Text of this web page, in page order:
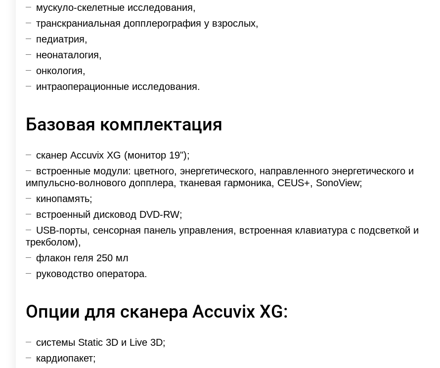
мускуло-скелетные исследования,
транскраниальная допплерография у взрослых,
педиатрия,
неонаталогия,
онкология,
интраоперационные исследования.
Базовая комплектация
сканер Accuvix XG (монитор 19");
встроенные модули: цветного, энергетического, направленного энергетического и
импульсно-волнового допплера, тканевая гармоника, CEUS+, SonoView;
кинопамять;
встроенный дисковод DVD-RW;
USB-порты, сенсорная панель управления, встроенная клавиатура с подсветкой и
трекболом),
флакон геля 250 мл
руководство оператора.
Опции для сканера Accuvix XG:
системы Static 3D и Live 3D;
кардиопакет;